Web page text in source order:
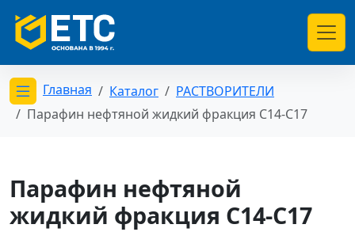
Открыть меню категорий
Главная Каталог
РАСТВОРИТЕЛИ
Парафин нефтяной жидкий фракция С14-С17
Парафин нефтяной
жидкий фракция С14-С17